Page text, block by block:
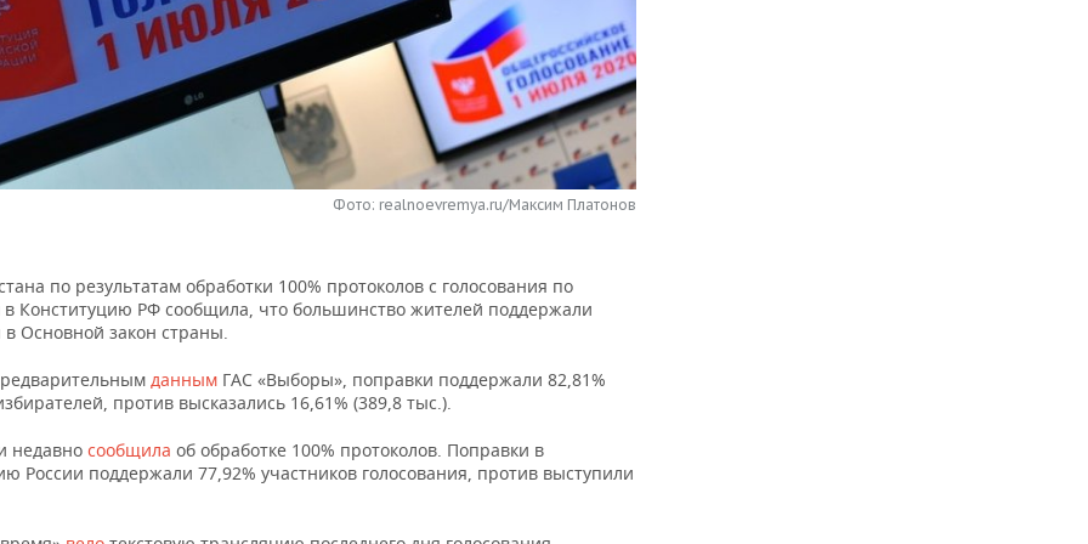
Фото: realnoevremya.ru/Максим Платонов
по результатам обработки 100% протоколов с голосования по
в Конституцию РФ сообщила, что большинство жителей поддержали
Основной закон страны.
данным ГАС «Выборы», поправки поддержали 82,81%
против высказались 16,61% (389,8 тыс.).
недавно сообщила об обработке 100% протоколов. Поправки в
России поддержали 77,92% участников голосования, против выступили